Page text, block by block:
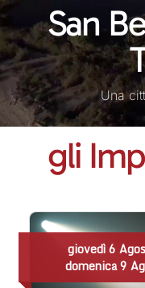
San
Una
gli
sabato 8 Agosto
23:30